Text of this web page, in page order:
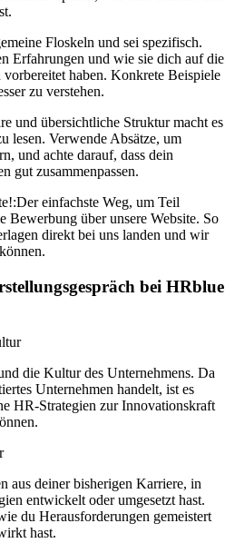
Floskeln und sei spezifisch.
Erfahrungen und wie sie dich auf die
haben. Konkrete Beispiele
zu verstehen.
und übersichtliche Struktur macht es
lesen. Verwende Absätze, um
und achte darauf, dass dein
gut zusammenpassen.
Der einfachste Weg, um Teil
Bewerbung über unsere Website. So
direkt bei uns landen und wir
bei HRblue
die Kultur des Unternehmens. Da
Unternehmen handelt, ist es
HR-Strategien zur Innovationskraft
aus deiner bisherigen Karriere, in
entwickelt oder umgesetzt hast.
du Herausforderungen gemeistert
hast.